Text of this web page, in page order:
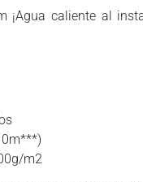
¡Agua caliente al
m2